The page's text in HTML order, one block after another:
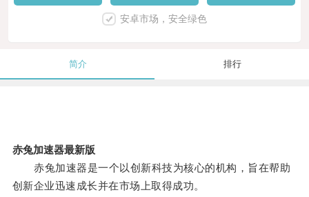
安卓市场，安全绿色
简介 排行
赤兔加速器最新版
赤兔加速器是一个以创新科技为核心的机构，旨在帮助
创新企业迅速成长并在市场上取得成功。